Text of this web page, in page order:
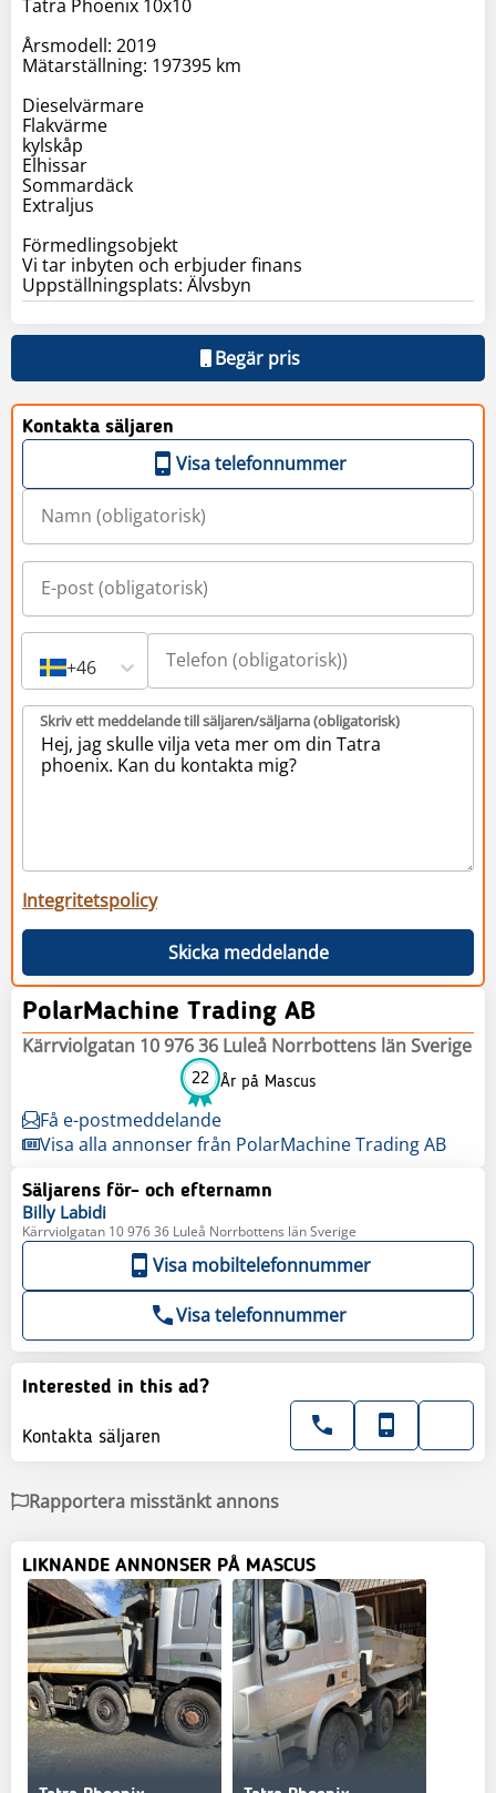
Tatra Phoenix 10x10
Årsmodell: 2019
Mätarställning: 197395 km
Dieselvärmare
Flakvärme
kylskåp
Elhissar
Sommardäck
Extraljus
Förmedlingsobjekt
Vi tar inbyten och erbjuder finans
Uppställningsplats: Älvsbyn
Begär pris
Kontakta säljaren
Visa telefonnummer
+46
Skriv ett meddelande till säljaren/säljarna (obligatorisk)
Integritetspolicy
Skicka meddelande
PolarMachine Trading AB
Kärrviolgatan 10 976 36 Luleå Norrbottens län Sverige
22 År på Mascus
Få e-postmeddelande
Visa alla annonser från PolarMachine Trading AB
Säljarens för- och efternamn
Billy Labidi
Kärrviolgatan 10 976 36 Luleå Norrbottens län Sverige
Visa mobiltelefonnummer
Visa telefonnummer
Interested in this ad?
Kontakta säljaren
Rapportera misstänkt annons
LIKNANDE ANNONSER PÅ MASCUS